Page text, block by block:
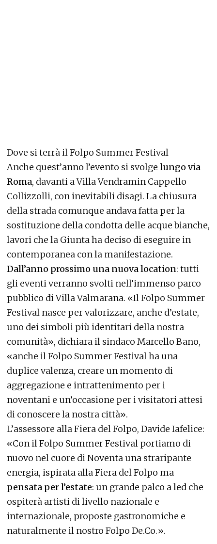
Dove si terrà il Folpo Summer Festival
Anche quest’anno l’evento si svolge lungo via
Roma, davanti a Villa Vendramin Cappello
Collizzolli, con inevitabili disagi. La chiusura
della strada comunque andava fatta per la
sostituzione della condotta delle acque bianche,
lavori che la Giunta ha deciso di eseguire in
contemporanea con la manifestazione.
Dall’anno prossimo una nuova location: tutti
gli eventi verranno svolti nell’immenso parco
pubblico di Villa Valmarana. «Il Folpo Summer
Festival nasce per valorizzare, anche d’estate,
uno dei simboli più identitari della nostra
comunità», dichiara il sindaco Marcello Bano,
«anche il Folpo Summer Festival ha una
duplice valenza, creare un momento di
aggregazione e intrattenimento per i
noventani e un’occasione per i visitatori attesi
di conoscere la nostra città».
L’assessore alla Fiera del Folpo, Davide Iafelice:
«Con il Folpo Summer Festival portiamo di
nuovo nel cuore di Noventa una straripante
energia, ispirata alla Fiera del Folpo ma
pensata per l’estate: un grande palco a led che
ospiterà artisti di livello nazionale e
internazionale, proposte gastronomiche e
naturalmente il nostro Folpo De.Co.».